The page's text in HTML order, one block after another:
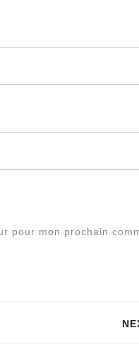
pour mon prochain